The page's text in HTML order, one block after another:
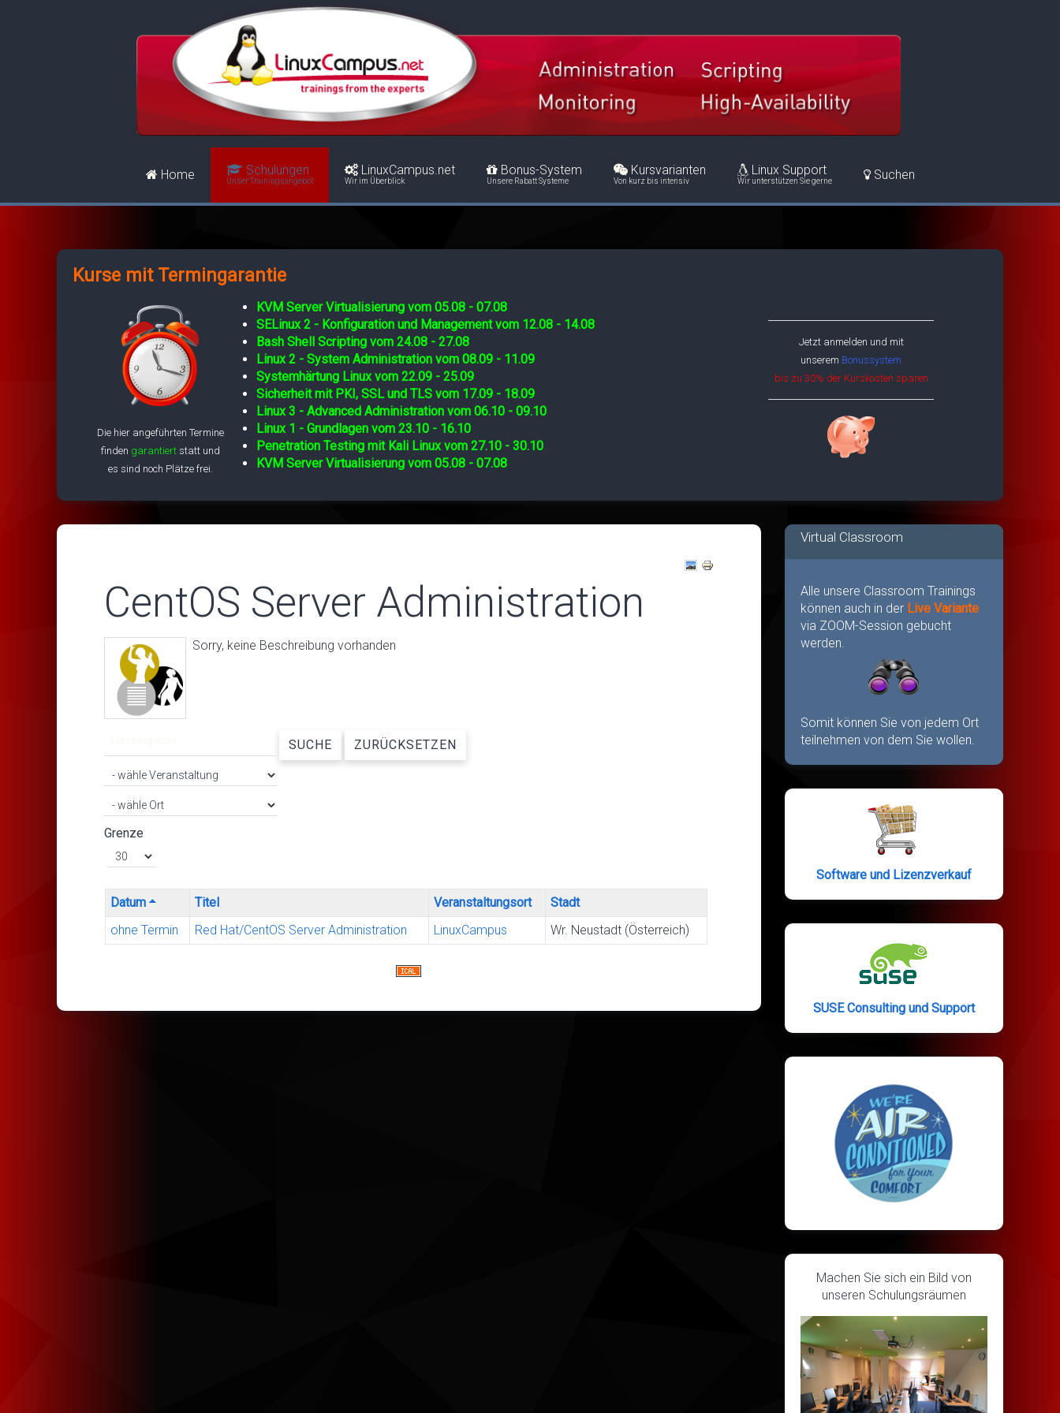
Home Schulungen
Unser Trainingsangebot
LinuxCampus.net
Wir im Überblick
Bonus-System
Unsere Rabatt Systeme
Kursvarianten
Von kurz bis intensiv
Linux Support
Wir unterstützen Sie gerne Suchen
Kurse mit Termingarantie
Die hier angeführten Termine
finden garantiert statt und
es sind noch Plätze frei.
KVM Server Virtualisierung vom 05.08 - 07.08
SELinux 2 - Konfiguration und Management vom 12.08 - 14.08
Bash Shell Scripting vom 24.08 - 27.08
Linux 2 - System Administration vom 08.09 - 11.09
Systemhärtung Linux vom 22.09 - 25.09
Sicherheit mit PKI, SSL und TLS vom 17.09 - 18.09
Linux 3 - Advanced Administration vom 06.10 - 09.10
Linux 1 - Grundlagen vom 23.10 - 16.10
Penetration Testing mit Kali Linux vom 27.10 - 30.10
KVM Server Virtualisierung vom 05.08 - 07.08
Jetzt anmelden und mit
unserem Bonussystem
bis zu 30% der Kurskosten sparen
CentOS Server Administration
Sorry, keine Beschreibung vorhanden
SUCHE ZURÜCKSETZEN
Grenze
Datum Titel Veranstaltungsort
Stadt
ohne Termin
Red Hat/CentOS Server Administration LinuxCampus Wr. Neustadt (Österreich)
Virtual Classroom
Alle unsere Classroom Trainings
können auch in der Live Variante
via ZOOM-Session gebucht
werden.
Somit können Sie von jedem Ort
teilnehmen von dem Sie wollen.
Software und Lizenzverkauf
SUSE Consulting und Support
Machen Sie sich ein Bild von
unseren Schulungsräumen